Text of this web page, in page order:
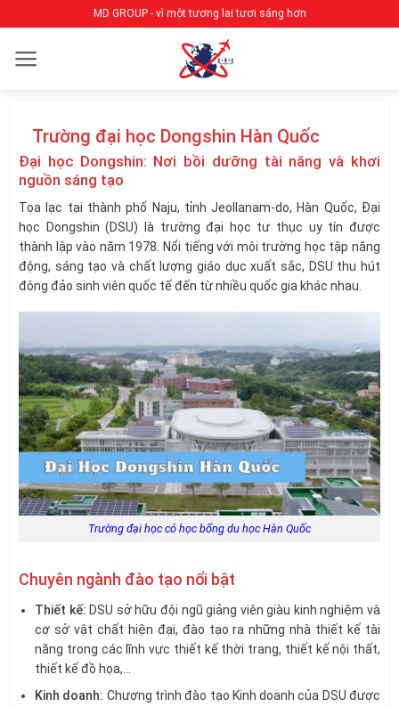
qua
nội
MD GROUP - vì một tương lai tươi sáng hơn
Trường đại học Dongshin Hàn Quốc
Đại học Dongshin: Nơi bồi dưỡng tài năng và khơi
nguồn sáng tạo
Tọa lạc tại thành phố Naju, tỉnh Jeollanam-do, Hàn Quốc, Đại
học Dongshin (DSU) là trường đại học tư thục uy tín được
thành lập vào năm 1978. Nổi tiếng với môi trường học tập năng
động, sáng tạo và chất lượng giáo dục xuất sắc, DSU thu hút
đông đảo sinh viên quốc tế đến từ nhiều quốc gia khác nhau.
Trường đại học có học bổng du học Hàn Quốc
Chuyên ngành đào tạo nổi bật
Thiết kế: DSU sở hữu đội ngũ giảng viên giàu kinh nghiệm và
cơ sở vật chất hiện đại, đào tạo ra những nhà thiết kế tài
năng trong các lĩnh vực thiết kế thời trang, thiết kế nội thất,
thiết kế đồ họa,…
Kinh doanh: Chương trình đào tạo Kinh doanh của DSU được